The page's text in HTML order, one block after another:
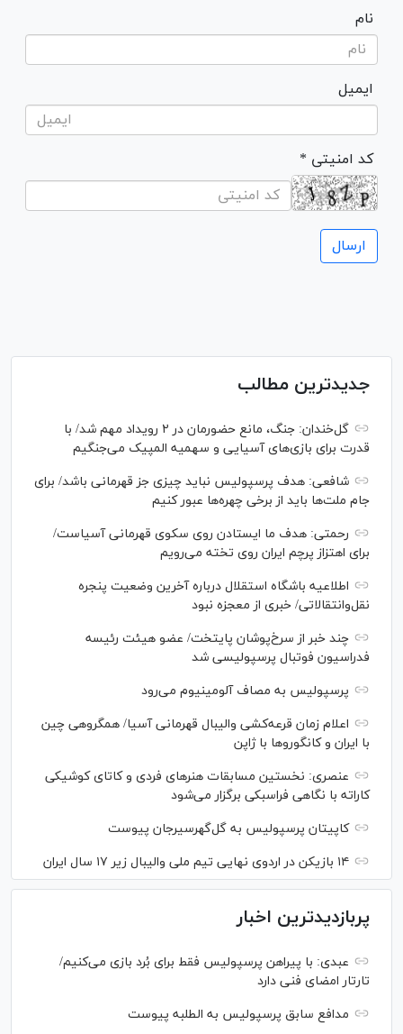
نام
ایمیل
* کد امنیتی
جدیدترین مطالب
گل‌خندان: جنگ، مانع حضورمان در ۲ رویداد مهم شد/ با
قدرت برای بازی‌های آسیایی و سهمیه المپیک می‌جنگیم
شافعی: هدف پرسپولیس نباید چیزی جز قهرمانی باشد/ برای
جام ملت‌ها باید از برخی چهره‌ها عبور کنیم
رحمتی: هدف ما ایستادن روی سکوی قهرمانی آسیاست/
برای اهتزاز پرچم ایران روی تخته می‌رویم
اطلاعیه باشگاه استقلال درباره آخرین وضعیت پنجره
نقل‌وانتقالاتی/ خبری از معجزه نبود
چند خبر از سرخ‌پوشان پایتخت/ عضو هیئت رئیسه
فدراسیون فوتبال پرسپولیسی شد
پرسپولیس به مصاف آلومینیوم می‌رود
اعلام زمان قرعه‌کشی والیبال قهرمانی آسیا/ همگروهی چین
با ایران و کانگورو‌ها با ژاپن
عنصری: نخستین مسابقات هنر‌های فردی و کاتای کوشیکی
کاراته با نگاهی فراسبکی برگزار می‌شود
کاپیتان پرسپولیس به گل‌گهرسیرجان پیوست
۱۴ بازیکن در اردوی نهایی تیم ملی والیبال زیر ۱۷ سال ایران
پربازدیدترین اخبار
عبدی: با پیراهن پرسپولیس فقط برای بُرد بازی می‌کنیم/
تارتار امضای فنی دارد
مدافع سابق پرسپولیس به الطلبه پیوست